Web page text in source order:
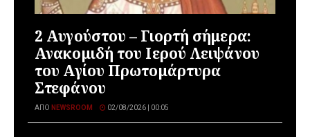
2 Αυγούστου – Γιορτή σήμερα:
Ανακομιδή του Ιερού Λειψάνου
του Αγίου Πρωτομάρτυρα
Στεφάνου
ΑΠΌ NEWSROOM 02/08/2026 | 00:05